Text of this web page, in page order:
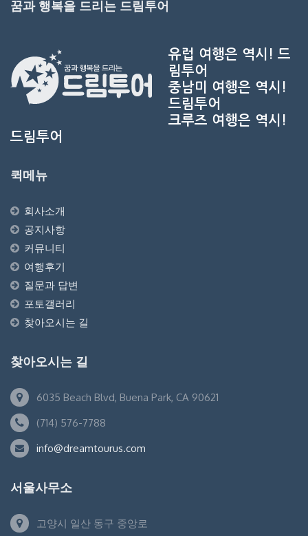
꿈과 행복을 드리는 드림투어
유럽 여행은 역시! 드
림투어
중남미 여행은 역시!
드림투어
크루즈 여행은 역시!
드림투어
퀵메뉴
회사소개
공지사항
커뮤니티
여행후기
질문과 답변
포토갤러리
찾아오시는 길
찾아오시는 길
6035 Beach Blvd, Buena Park, CA 90621
(714) 576-7788
info@dreamtourus.com
서울사무소
고양시 일산 동구 중앙로